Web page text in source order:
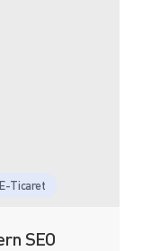
E-Ticaret
SEO